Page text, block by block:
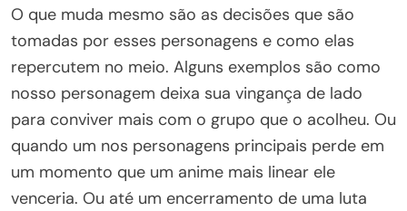
O que muda mesmo são as decisões que são
tomadas por esses personagens e como elas
repercutem no meio. Alguns exemplos são como
nosso personagem deixa sua vingança de lado
para conviver mais com o grupo que o acolheu. Ou
quando um nos personagens principais perde em
um momento que um anime mais linear ele
venceria. Ou até um encerramento de uma luta